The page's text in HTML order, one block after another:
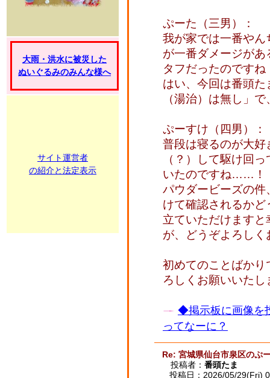
大雨・洪水に被災した
ぬいぐるみのみんな様へ
サイト運営者
の紹介と法定表示
ぷーた（三男）：
我が家では一番や
が一番ダメージが
タフだったのですね
はい、今回は番頭
（湯治）は無し」
ぷーすけ（四男）：
普段は寝るのが大
（？）して駆け回
いたのですね……！
パウダービーズの
けて確認されるか
立ていただけます
が、どうぞよろし
初めてのことばか
ろしくお願いいたし
◆掲示板に画像を
ってなーに？
Re: 宮城県仙台市泉区のぷ
投稿者： 番頭たま
投稿日：2026/05/29(Fri)